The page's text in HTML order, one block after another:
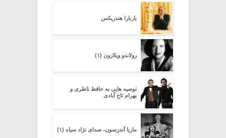
باربارا هندریکس
رولاندو ویلازون (۱)
توصیه هایی به حافظ ناظری و
بهرام تاج آبادی
ماریا آندرسون، صدای نژاد سیاه (۱)